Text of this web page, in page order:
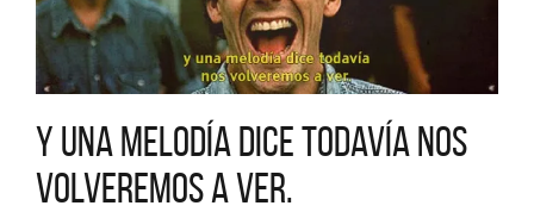
Y una melodía dice todavía nos
volveremos a ver.